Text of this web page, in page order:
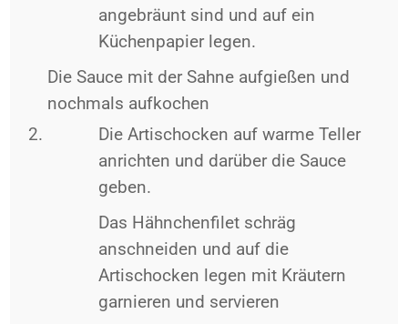
angebräunt sind und auf ein
Küchenpapier legen.
Die Sauce mit der Sahne aufgießen und
nochmals aufkochen
Die Artischocken auf warme Teller
anrichten und darüber die Sauce
geben.
Das Hähnchenfilet schräg
anschneiden und auf die
Artischocken legen mit Kräutern
garnieren und servieren